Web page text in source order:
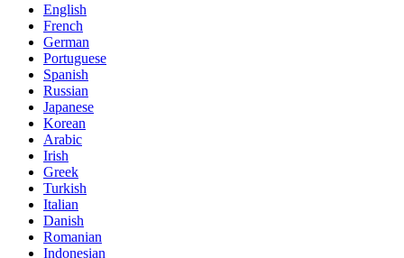
English
French
German
Portuguese
Spanish
Russian
Japanese
Korean
Arabic
Irish
Greek
Turkish
Italian
Danish
Romanian
Indonesian